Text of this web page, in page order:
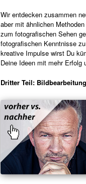
Wir entdecken zusammen
aber mit ähnlichen
zum fotografischen Sehen
fotografischen Kenntnisse
kreative Impulse wirst Du
Deine Ideen mit mehr Erfolg
Dritter Teil: Bildbearbeitung